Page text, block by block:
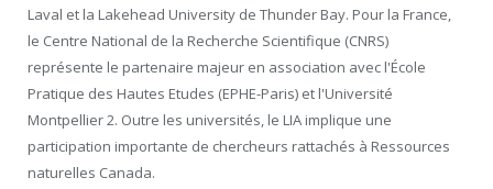
Laval et la Lakehead University de Thunder Bay. Pour la France,
le Centre National de la Recherche Scientifique (CNRS)
représente le partenaire majeur en association avec l'École
Pratique des Hautes Etudes (EPHE-Paris) et l'Université
Montpellier 2. Outre les universités, le LIA implique une
participation importante de chercheurs rattachés à Ressources
naturelles Canada.